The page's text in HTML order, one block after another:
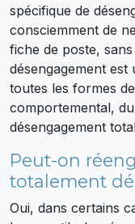
spécifique de
consciemment de
fiche de poste,
désengagement
toutes les formes
comportemental,
désengagement
Peut-on
totalement
Oui, dans certains